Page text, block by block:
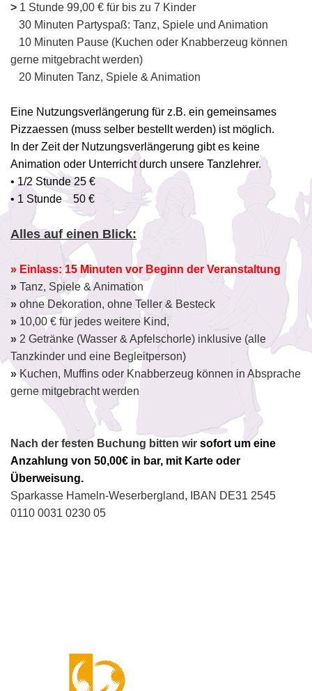
> 1 Stunde 99,00 € für bis zu 7 Kinder
30 Minuten Partyspaß: Tanz, Spiele und Animation
10 Minuten Pause (Kuchen oder Knabberzeug können
gerne mitgebracht werden)
20 Minuten Tanz, Spiele & Animation
Eine Nutzungsverlängerung für z.B. ein gemeinsames
Pizzaessen (muss selber bestellt werden) ist möglich.
In der Zeit der Nutzungsverlängerung gibt es keine
Animation oder Unterricht durch unsere Tanzlehrer.
• 1/2 Stunde 25 €
• 1 Stunde 50 €
Alles auf einen Blick:
» Einlass: 15 Minuten vor Beginn der Veranstaltung
» Tanz, Spiele & Animation
» ohne Dekoration, ohne Teller & Besteck
» 10,00 € für jedes weitere Kind,
» 2 Getränke (Wasser & Apfelschorle) inklusive (alle
Tanzkinder und eine Begleitperson)
»Kuchen, Muffins oder Knabberzeug können in Absprache
gerne mitgebracht werden
Nach der festen Buchung bitten wir sofort um eine
Anzahlung von 50,00€ in bar, mit Karte oder
Überweisung.
Sparkasse Hameln-Weserbergland, IBAN DE31 2545
0110 0031 0230 05